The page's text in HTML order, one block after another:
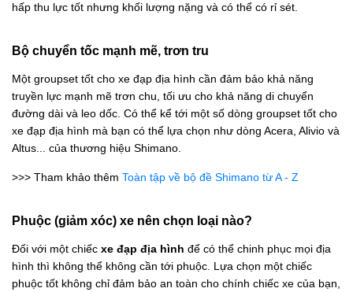
hấp thu lực tốt nhưng khối lượng nặng và có thể có rỉ sét.
Bộ chuyển tốc mạnh mẽ, trơn tru
Một groupset tốt cho xe đạp địa hình cần đảm bảo khả năng
truyền lực mạnh mẽ trơn chu, tối ưu cho khả năng di chuyển
đường dài và leo dốc. Có thể kể tới một số dòng groupset tốt cho
xe đạp địa hình mà bạn có thể lựa chọn như dòng Acera, Alivio và
Altus... của thương hiệu Shimano.
>>> Tham khảo thêm Toàn tập về bộ đề Shimano từ A - Z
Phuộc (giảm xóc) xe nên chọn loại nào?
Đối với một chiếc xe đạp địa hình để có thể chinh phục mọi địa
hình thì không thể không cần tới phuộc. Lựa chọn một chiếc
phuộc tốt không chỉ đảm bảo an toàn cho chính chiếc xe của bạn,